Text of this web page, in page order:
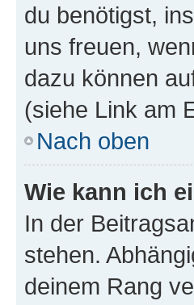
du benötigst,
uns freuen,
dazu können
(siehe Link am
Nach oben
Wie kann ich
In der
stehen.
deinem Rang